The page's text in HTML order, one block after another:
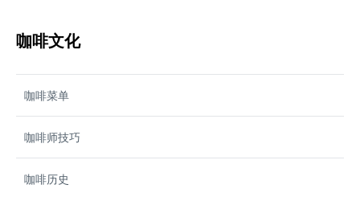
咖啡文化
咖啡菜单
咖啡师技巧
咖啡历史